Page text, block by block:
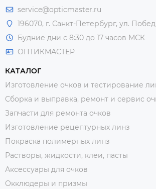
service@opticmaster.ru
196070, г. Санкт-Петербург, ул.
Будние дни с 8:30 до 17 часов МСК
ОПТИКМАСТЕР
КАТАЛОГ
Изготовление очков и тестирование
Сборка и выправка, ремонт и сервис
Запчасти для ремонта очков
Изготовление рецептурных линз
Покраска полимерных линз
Растворы, жидкости, клеи, пасты
Аксессуары для очков
Окклюдеры и призмы